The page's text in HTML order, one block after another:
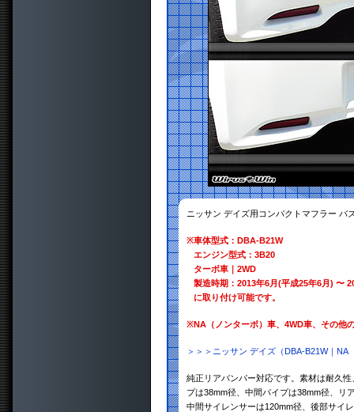
ニッサン デイズ用コンパクトマフラー バ
※車体型式：DBA-B21W
エンジン型式：3B20
ターボ車｜2WD
製造時期：2013年6月(平成25年6月) 〜
に取り付け可能です。
※NA（ノンターボ）車、4WD車、その他
＞＞＞ニッサン デイズ（DBA-B21W｜
純正リアバンパー対応です。素材は耐久
プは38mm径、中間パイプは38mm径、リ
中間サイレンサーは120mm径、後部サイ